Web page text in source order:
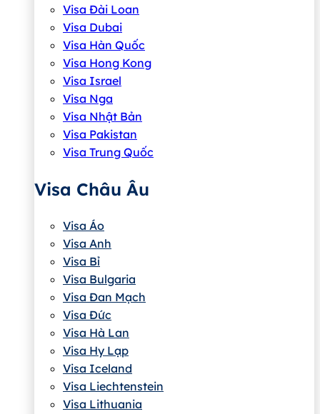
Visa Đài Loan
Visa Dubai
Visa Hàn Quốc
Visa Hong Kong
Visa Israel
Visa Nga
Visa Nhật Bản
Visa Pakistan
Visa Trung Quốc
Visa Châu Âu
Visa Áo
Visa Anh
Visa Bỉ
Visa Bulgaria
Visa Đan Mạch
Visa Đức
Visa Hà Lan
Visa Hy Lạp
Visa Iceland
Visa Liechtenstein
Visa Lithuania